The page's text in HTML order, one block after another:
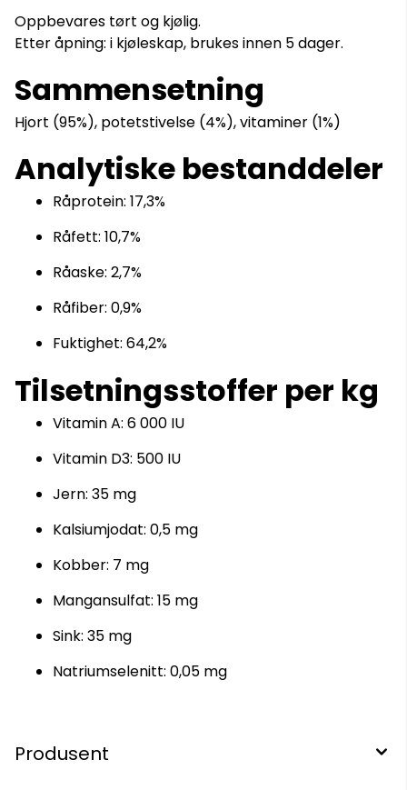
Oppbevares tørt og kjølig.
Etter åpning: i kjøleskap, brukes innen 5 dager.
Sammensetning
Hjort (95%), potetstivelse (4%), vitaminer (1%)
Analytiske bestanddeler
Råprotein: 17,3%
Råfett: 10,7%
Råaske: 2,7%
Råfiber: 0,9%
Fuktighet: 64,2%
Tilsetningsstoffer per kg
Vitamin A: 6 000 IU
Vitamin D3: 500 IU
Jern: 35 mg
Kalsiumjodat: 0,5 mg
Kobber: 7 mg
Mangansulfat: 15 mg
Sink: 35 mg
Natriumselenitt: 0,05 mg
Produsent